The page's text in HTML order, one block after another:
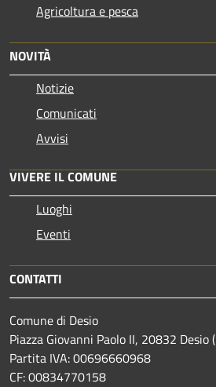
Agricoltura e pesca
NOVITÀ
Notizie
Comunicati
Avvisi
VIVERE IL COMUNE
Luoghi
Eventi
CONTATTI
Comune di Desio
Piazza Giovanni Paolo II, 20832
Partita IVA: 00696660968
CF: 00834770158